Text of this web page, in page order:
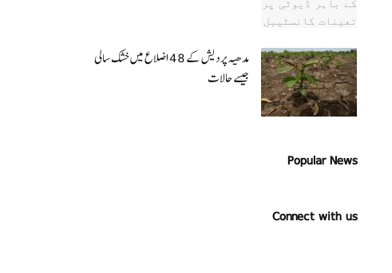
مدھیہ پردیش کے 48 اضلاع میں خشک سالی
جیسے حالات
Popular News
Connect with us